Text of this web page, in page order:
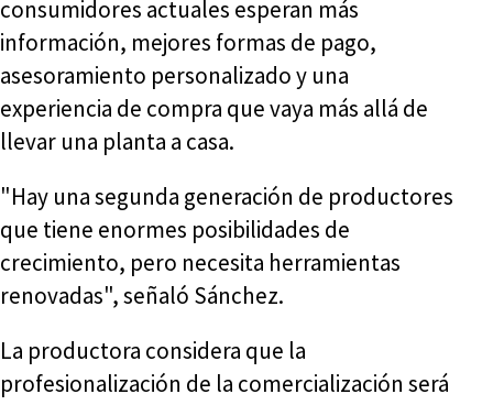
consumidores actuales esperan más
información, mejores formas de pago,
asesoramiento personalizado y una
experiencia de compra que vaya más allá de
llevar una planta a casa.
"Hay una segunda generación de productores
que tiene enormes posibilidades de
crecimiento, pero necesita herramientas
renovadas", señaló Sánchez.
La productora considera que la
profesionalización de la comercialización será